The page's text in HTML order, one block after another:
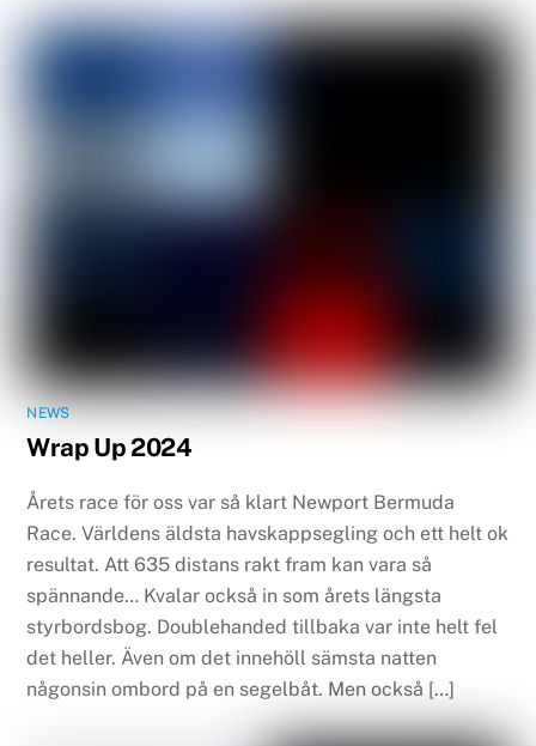
NEWS
Wrap Up 2024
Årets race för oss var så klart Newport Bermuda
Race. Världens äldsta havskappsegling och ett helt ok
resultat. Att 635 distans rakt fram kan vara så
spännande… Kvalar också in som årets längsta
styrbordsbog. Doublehanded tillbaka var inte helt fel
det heller. Även om det innehöll sämsta natten
någonsin ombord på en segelbåt. Men också […]